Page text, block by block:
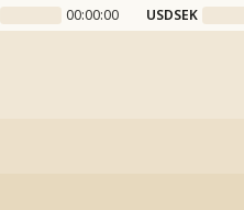
00:00:00 USDSEK